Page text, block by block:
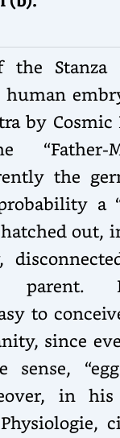
Stanza
by Cosmic
the
a
out,
to
since
in his